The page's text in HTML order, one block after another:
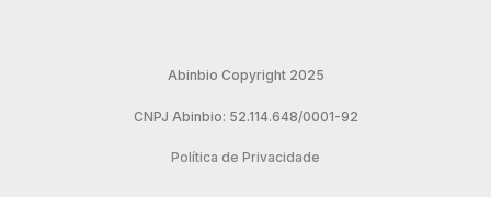
Abinbio Copyright 2025
CNPJ Abinbio: 52.114.648/0001-92
Política de Privacidade